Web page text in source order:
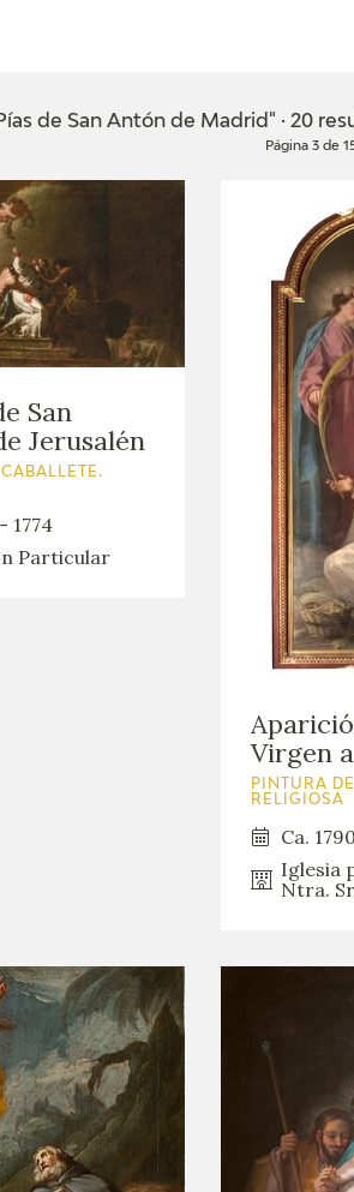
TIENDA
de San Antón de Madrid" · 20
Página 3 de
San
Jerusalén
1774
Particular
Virgen
PINTURA
RELIGIOSA
Ca. 1790
Iglesia
Ntra.